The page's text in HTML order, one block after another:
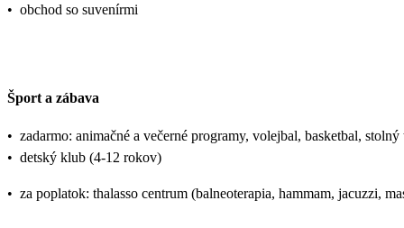
• obchod so suvenírmi
Šport a zábava
• zadarmo: animačné a večerné programy, volejbal, basketbal,
• detský klub (4-12 rokov)
• za poplatok: thalasso centrum (balneoterapia, hammam, jacuzzi,